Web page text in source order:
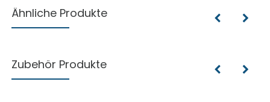
Ähnliche Produkte
Zubehör Produkte